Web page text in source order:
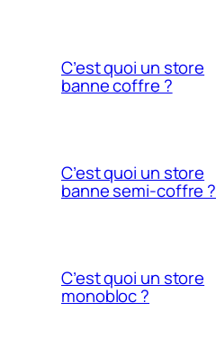
C’est quoi un store
banne coffre ?
C’est quoi un store
banne semi-coffre ?
C’est quoi un store
monobloc ?